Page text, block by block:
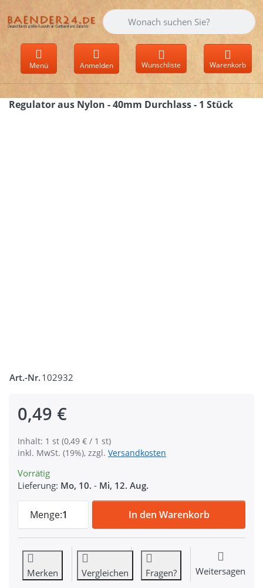
Geben Sie einen Suchbegriff ein.
Menü Anmelden Wunschliste Warenkorb
Regulator aus Nylon - 40mm Durchlass - 1 Stück
Art.-Nr. 102932
0,49 €
Inhalt: 1 st (0,49 € / 1 st)
inkl. MwSt. (19%), zzgl. Versandkosten
Vorrätig
Lieferung: Mo, 10. - Mi, 12. Aug.
Menge:1
Regulator aus Nylon - 40mm Durchlass -
In den Warenkorb
Merken Vergleichen Fragen? Weitersagen